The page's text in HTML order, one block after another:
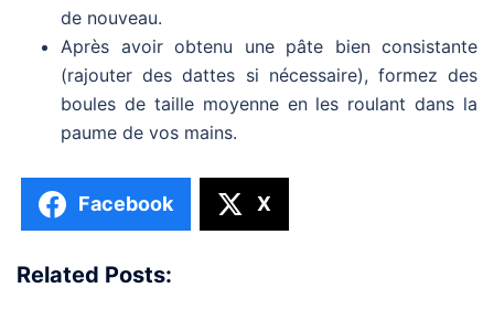
de nouveau.
Après avoir obtenu une pâte bien consistante
(rajouter des dattes si nécessaire), formez des
boules de taille moyenne en les roulant dans la
paume de vos mains.
Facebook X
Related Posts: